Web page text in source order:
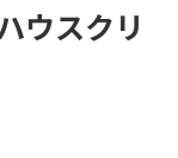
ウスクリ